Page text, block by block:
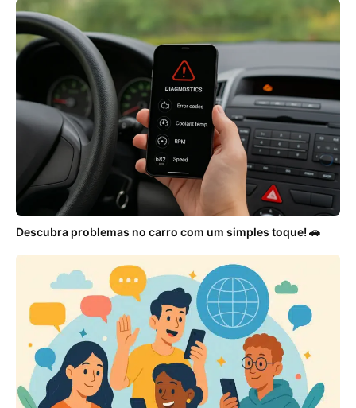
Descubra problemas no carro com um simples toque! 🚗